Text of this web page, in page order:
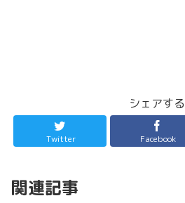
シェアする
Twitter Facebook
関連記事